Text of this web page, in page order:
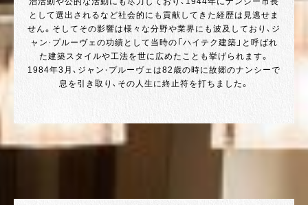
として選出されるなど社会的にも貢献してきた経歴は見逃せま
せん。そしてその影響は様々な分野や業界にも波及しており、ジ
ャン・プルーヴェの功績として当時の「ハイテク建築」と呼ばれ
た建築スタイルや工法を世に広めたことも挙げられます。
1984年3月、ジャン・プルーヴェは82歳の時に故郷のナンシーで
息を引き取り、その人生に終止符を打ちました。